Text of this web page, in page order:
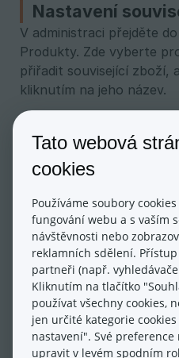
Nastavení
V administraci přejděte
Produkty. Zde vyberte
přiřadit související zboží,
kliknutím na jeho název.
Ve spodní části editace
Připojené produkty. Pod
které budete chtít mít
mít čísla produktů
každého řádku ikonka
vzájemnému propojení
uvedené související
související zboží připojen
se nacházíte.
Tato webová
cookies
Používáme soubory
fungování webu a s vaším
návštěvnosti nebo
reklamních sdělení.
partneři (např.
Kliknutím na tlačítko
používat všechny cookies,
jen určité kategorie
nastavení". Své
upravit v levém spodním